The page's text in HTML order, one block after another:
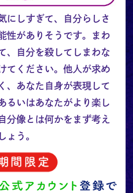
にしすぎて、自分らしさ
性がありそうです。まわ
、自分を殺してしまわな
てください。他人が求め
、あなた自身が表現して
るいはあなたがより楽し
分像とは何かをまず考え
ょう。